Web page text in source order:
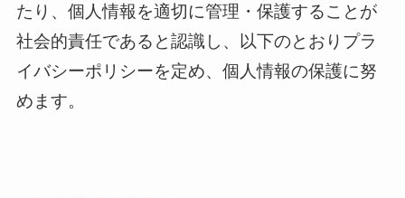
たり、個人情報を適切に管理・保護することが
社会的責任であると認識し、以下のとおりプラ
イバシーポリシーを定め、個人情報の保護に努
めます。